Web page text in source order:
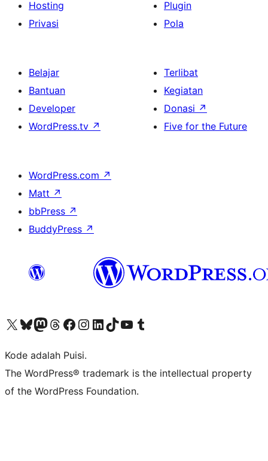
Hosting
Privasi
Plugin
Pola
Belajar
Bantuan
Developer
WordPress.tv ↗
Terlibat
Kegiatan
Donasi ↗
Five for the Future
WordPress.com ↗
Matt ↗
bbPress ↗
BuddyPress ↗
Kunjungi akun X (sebelumnya Twitter) kamiVisit our Bluesky account
Kunjungi akun Mastodon kami
Visit our Threads account
Kunjungi halaman Facebook kamiKunjungi akun Instagram kamiKunjungi akun LinkedIn kami
Visit our TikTok account
Kunjungi channel YouTube kamiVisit our Tumblr account
Kode adalah Puisi.
The WordPress® trademark is the intellectual property
of the WordPress Foundation.